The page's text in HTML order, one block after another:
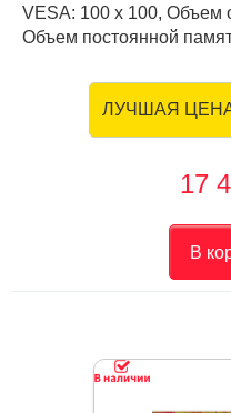
VESA: 100 х 100, Объем
Объем постоянной
ЛУЧШАЯ
17
В